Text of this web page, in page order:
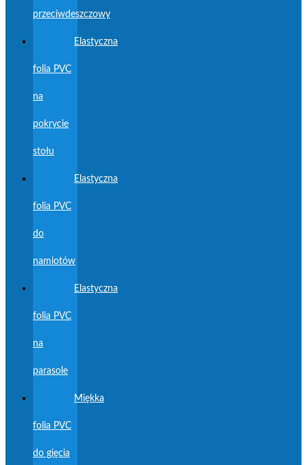
przeciwdeszczowy
Elastyczna
folia PVC
na
pokrycie
stołu
Elastyczna
folia PVC
do
namiotów
Elastyczna
folia PVC
na
parasole
Miękka
folia PVC
do gięcia